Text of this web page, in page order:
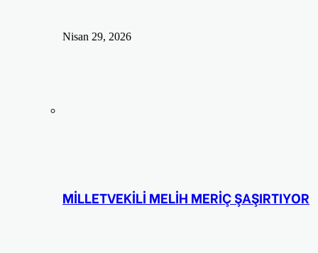
Nisan 29, 2026
MİLLETVEKİLİ MELİH MERİÇ ŞAŞIRTIYOR